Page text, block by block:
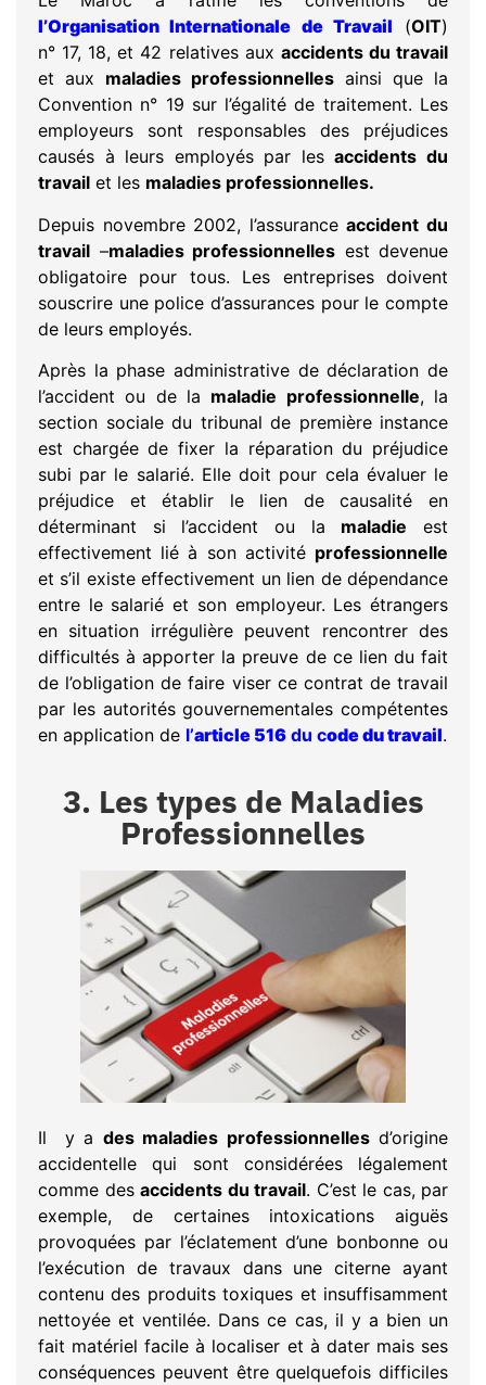
l’Organisation Internationale de Travail (OIT)
n° 17, 18, et 42 relatives aux accidents du travail
et aux maladies professionnelles ainsi que la
Convention n° 19 sur l’égalité de traitement. Les
employeurs sont responsables des préjudices
causés à leurs employés par lesaccidents du
travail et les maladies professionnelles.
Depuis novembre 2002, l’assuranceaccident du
travail –maladies professionnelles est devenue
obligatoire pour tous. Les entreprises doivent
souscrire une police d’assurances pour le compte
de leurs employés.
Après la phase administrative de déclaration de
l’accident ou de la maladie professionnelle, la
section sociale du tribunal de première instance
est chargée de fixer la réparation du préjudice
subi par le salarié. Elle doit pour cela évaluer le
préjudice et établir le lien de causalité en
déterminant si l’accident ou la maladie est
effectivement lié à son activité professionnelle
et s’il existe effectivement un lien de dépendance
entre le salarié et son employeur. Les étrangers
en situation irrégulière peuvent rencontrer des
difficultés à apporter la preuve de ce lien du fait
de l’obligation de faire viser ce contrat de travail
par les autorités gouvernementales compétentes
en application de l’article 516 du code du travail.
3. Les types de Maladies
Professionnelles
Il y a des maladies professionnellesd’origine
accidentelle qui sont considérées légalement
comme des accidents du travail. C’est le cas, par
exemple, de certaines intoxications aiguës
provoquées par l’éclatement d’une bonbonne ou
l’exécution de travaux dans une citerne ayant
contenu des produits toxiques et insuffisamment
nettoyée et ventilée. Dans ce cas, il y a bien un
fait matériel facile à localiser et à dater mais ses
conséquences peuvent être quelquefois difficiles